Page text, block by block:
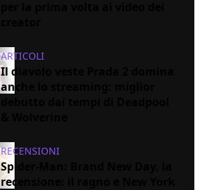
ARTICOLI
Il diavolo veste Prada 2 domina
anche lo streaming: miglior
RECENSIONI
Spider-Man: Brand New Day, la
recensione: il ragno e New York